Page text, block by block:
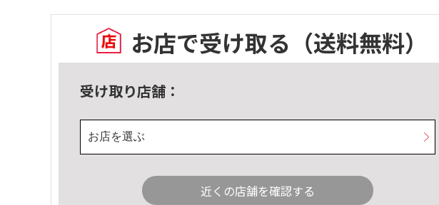
お店で受け取る （送料無料）
受け取り店舗：
お店を選ぶ
近くの店舗を確認する